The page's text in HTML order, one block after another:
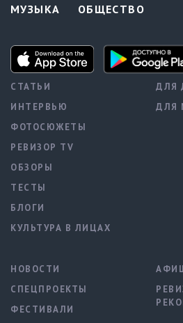
МУЗЫКА
ОБЩЕСТВО
СТАТЬИ
ИНТЕРВЬЮ
ФОТОСЮЖЕТЫ
РЕВИЗОР TV
ОБЗОРЫ
ТЕСТЫ
БЛОГИ
КУЛЬТУРА В ЛИЦАХ
ДЛЯ
ДЛЯ
НОВОСТИ
СПЕЦПРОЕКТЫ
ФЕСТИВАЛИ